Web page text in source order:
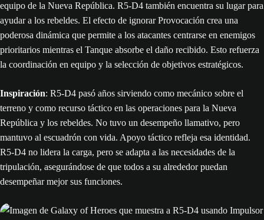
equipo de la Nueva República. R5-D4 también encuentra su lugar para
ayudar a los rebeldes. El efecto de ignorar Provocación crea una
poderosa dinámica que permite a los atacantes centrarse en enemigos
prioritarios mientras el Tanque absorbe el daño recibido. Esto refuerza
la coordinación en equipo y la selección de objetivos estratégicos.
Inspiración: R5-D4 pasó años sirviendo como mecánico sobre el
terreno y como recurso táctico en las operaciones para la Nueva
República y los rebeldes. No tuvo un desempeño llamativo, pero
mantuvo al escuadrón con vida. Apoyo táctico refleja esa identidad.
R5-D4 no lidera la carga, pero se adapta a las necesidades de la
tripulación, asegurándose de que todos a su alrededor puedan
desempeñar mejor sus funciones.